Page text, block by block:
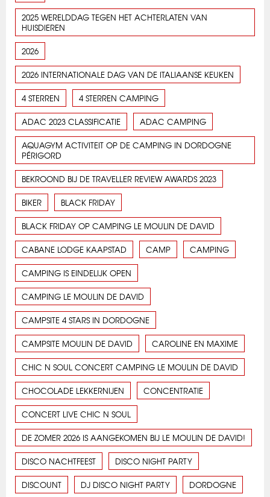
2025 WERELDDAG TEGEN HET ACHTERLATEN VAN
HUISDIEREN
2026
2026 INTERNATIONALE DAG VAN DE ITALIAANSE KEUKEN
4 STERREN 4 STERREN CAMPING
ADAC 2023 CLASSIFICATIE ADAC CAMPING
AQUAGYM ACTIVITEIT OP DE CAMPING IN DORDOGNE
PÉRIGORD
BEKROOND BIJ DE TRAVELLER REVIEW AWARDS 2023
BIKER BLACK FRIDAY
BLACK FRIDAY OP CAMPING LE MOULIN DE DAVID
CABANE LODGE KAAPSTAD CAMP CAMPING
CAMPING IS EINDELIJK OPEN
CAMPING LE MOULIN DE DAVID
CAMPSITE 4 STARS IN DORDOGNE
CAMPSITE MOULIN DE DAVID CAROLINE EN MAXIME
CHIC N SOUL CONCERT CAMPING LE MOULIN DE DAVID
CHOCOLADE LEKKERNIJEN CONCENTRATIE
CONCERT LIVE CHIC N SOUL
DE ZOMER 2026 IS AANGEKOMEN BIJ LE MOULIN DE DAVID!
DISCO NACHTFEEST DISCO NIGHT PARTY
DISCOUNT DJ DISCO NIGHT PARTY DORDOGNE